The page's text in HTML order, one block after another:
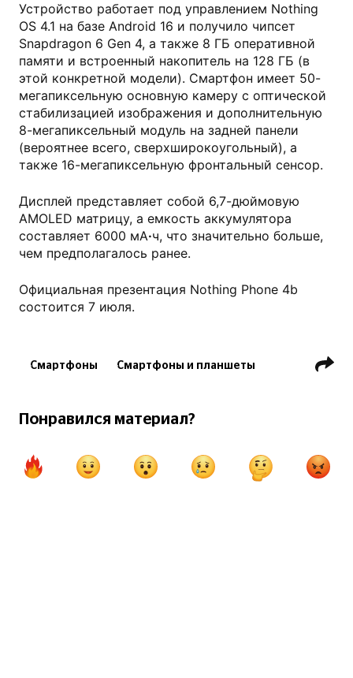
Устройство работает под управлением Nothing
OS 4.1 на базе Android 16 и получило чипсет
Snapdragon 6 Gen 4, а также 8 ГБ оперативной
памяти и встроенный накопитель на 128 ГБ (в
этой конкретной модели). Смартфон имеет 50-
мегапиксельную основную камеру с оптической
стабилизацией изображения и дополнительную
8-мегапиксельный модуль на задней панели
(вероятнее всего, сверхширокоугольный), а
также 16-мегапиксельную фронтальный сенсор.
Дисплей представляет собой 6,7-дюймовую
AMOLED матрицу, а емкость аккумулятора
составляет 6000 мА·ч, что значительно больше,
чем предполагалось ранее.
Официальная презентация Nothing Phone 4b
состоится 7 июля.
Смартфоны Смартфоны и планшеты
Понравился материал?